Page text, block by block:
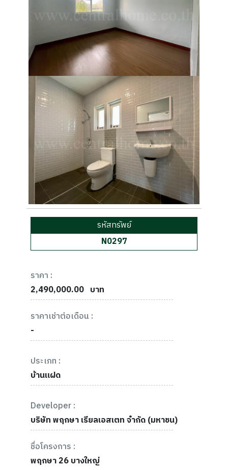
รหัสทรัพย์
N0297
ราคา :
2,490,000.00 บาท
ราคาเช่าต่อเดือน :
-
ประเภท :
บ้านแฝด
Developer :
บริษัท พฤกษา เรียลเอสเตท จำกัด (มหาชน)
ชื่อโครงการ :
พฤกษา 26 บางใหญ่